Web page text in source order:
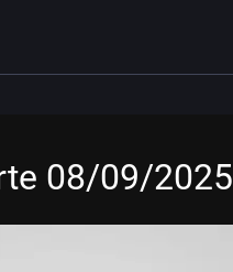
08/09/2025